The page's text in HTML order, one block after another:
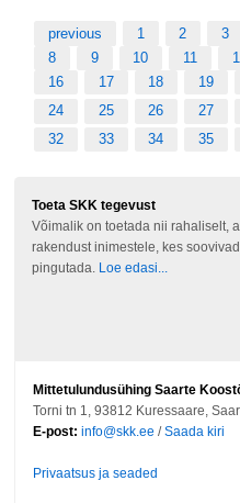
previous 1 2 3
8
9 10 11
16
17 18 19
24
25 26 27
32
33 34 35
Toeta SKK tegevust
Võimalik on toetada nii rahaliselt,
rakendust inimestele, kes
pingutada.
Loe edasi...
Mittetulundusühing Saarte
Torni tn 1, 93812 Kuressaare,
E-post: info@skk.ee /Saada kiri
Privaatsus ja seaded